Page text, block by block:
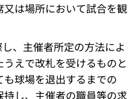
は場所において試合を観
、主催者所定の方法によ
えで改札を受けるものと
球場を退出するまでの
し、主催者の職員等の求